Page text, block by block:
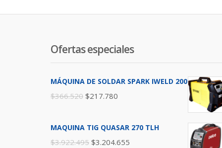
Ofertas especiales
MÁQUINA DE SOLDAR SPARK IWELD 200
$366.520 $217.780
MAQUINA TIG QUASAR 270 TLH
$3.922.495 $3.204.655